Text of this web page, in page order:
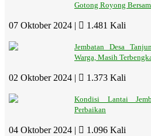
Gotong Royong
07 Oktober 2024 | 1.481 Kali
Jembatan Desa
Warga, Masih
02 Oktober 2024 | 1.373 Kali
Kondisi Lantai
Perbaikan
04 Oktober 2024 | 1.096 Kali